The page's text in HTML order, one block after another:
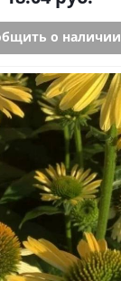
о наличии